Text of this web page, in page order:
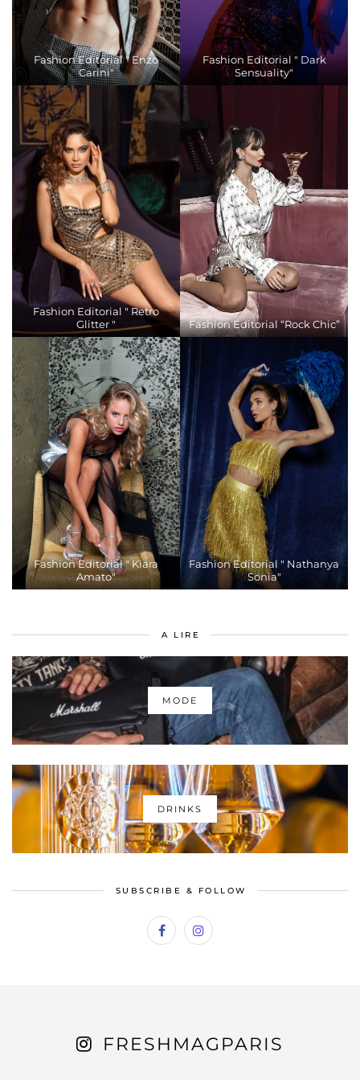
Fashion Editorial " Enzo
Carini"
Fashion Editorial " Dark
Sensuality"
Fashion Editorial " Retro
Glitter "
Fashion Editorial “Rock Chic”
Fashion Editorial " Kiara
Amato"
Fashion Editorial " Nathanya
Sonia"
A LIRE
MODE
DRINKS
SUBSCRIBE & FOLLOW
FRESHMAGPARIS